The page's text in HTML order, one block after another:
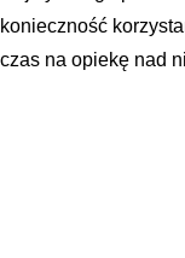
konieczność
czas na opiekę nad